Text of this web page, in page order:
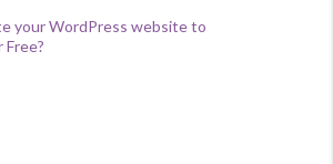
your WordPress website to
Free?